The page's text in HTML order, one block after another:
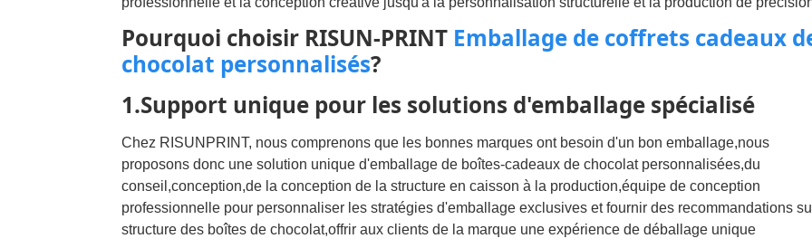
Pourquoi choisir RISUN-PRINT Emballage de coffrets cadeaux
chocolat personnalisés?
1.Support unique pour les solutions d'emballage spécialisé
Chez RISUNPRINT, nous comprenons que les bonnes marques ont besoin d'un bon emballage,nous
proposons donc une solution unique d'emballage de boîtes-cadeaux de chocolat personnalisées,du
conseil,conception,de la conception de la structure en caisson à la production,équipe de conception
professionnelle pour personnaliser les stratégies d'emballage exclusives et fournir des recommandations
structure des boîtes de chocolat,offrir aux clients de la marque une expérience de déballage unique